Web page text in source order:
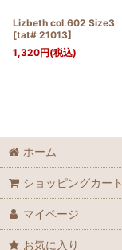
Lizbeth col.602 Size3
[tat# 21013]
1,320円(税込)
ホーム
ショッピングカート
マイページ
お気に入り